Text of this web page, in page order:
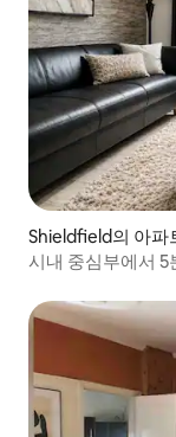
Shieldfield의 아파
시내 중심부에서 5